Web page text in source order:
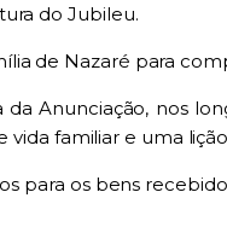
do Jubileu.
de Nazaré para
Anunciação, nos
vida familiar e uma
para os bens